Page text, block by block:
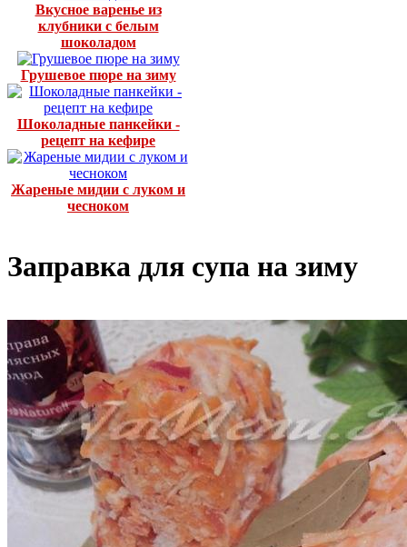
Вкусное варенье из
клубники с белым
шоколадом
Грушевое пюре на зиму
Шоколадные панкейки -
рецепт на кефире
Жареные мидии с луком и
чесноком
Заправка для супа на зиму